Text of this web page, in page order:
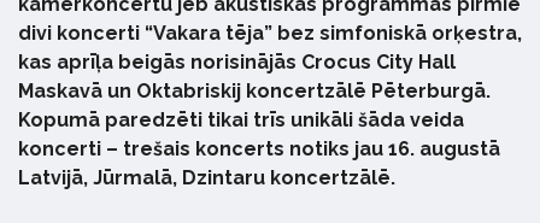
divi koncerti “Vakara tēja” bez simfoniskā orķestra,
kas aprīļa beigās norisinājās Crocus City Hall
Maskavā un Oktabriskij koncertzālē Pēterburgā.
Kopumā paredzēti tikai trīs unikāli šāda veida
koncerti – trešais koncerts notiks jau 16. augustā
Latvijā, Jūrmalā, Dzintaru koncertzālē.